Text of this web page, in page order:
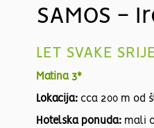
SAMOS -
LET SVAKE
Matina 3*
Lokacija: cca 200 m od
Hotelska ponuda: mali